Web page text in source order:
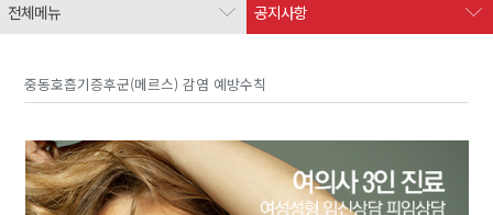
전체메뉴 공지사항
중동호흡기증후군(메르스) 감염 예방수칙